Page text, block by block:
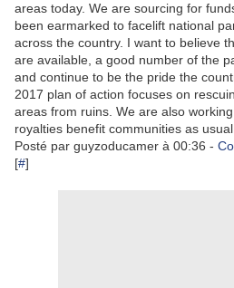
areas today. We are sourcing for
been earmarked to facelift national
across the country. I want to believe
are available, a good number of the
and continue to be the pride the
2017 plan of action focuses on
areas from ruins. We are also
royalties benefit communities as
Posté par guyzoducamer à 00:36 -
[#]